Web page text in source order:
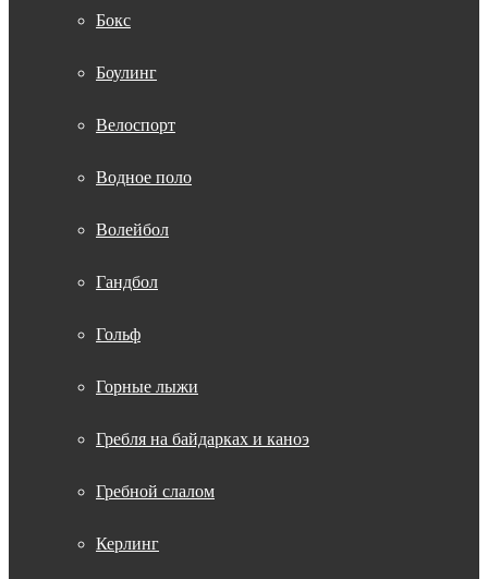
Бокс
Боулинг
Велоспорт
Водное поло
Волейбол
Гандбол
Гольф
Горные лыжи
Гребля на байдарках и каноэ
Гребной слалом
Керлинг